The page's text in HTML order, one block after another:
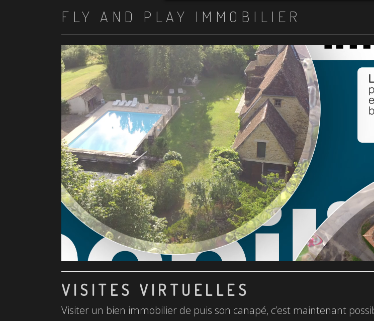
FLY AND PLAY IMMOBILIER
VISITES VIRTUELLES
Visiter un bien immobilier de puis son canapé, c’est maintenant